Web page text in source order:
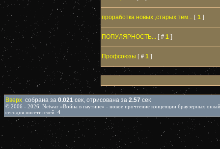
проработка новых ,старых тем... [ 1 ]
ПОПУЛЯРНОСТЬ... [ # 1 ]
Профсоюзы [ # 1 ]
Вверх собрана за 0.021 сек, отрисована за 2.57 сек
© 2006 - 2026. Netwar «Война в паутине» - новое прочтение концепции браузерных
сегодня посетителей: 4